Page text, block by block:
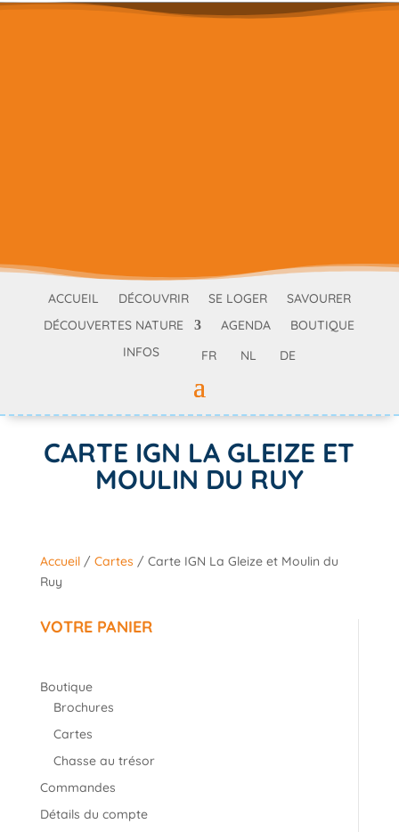
ACCUEIL DÉCOUVRIR SE LOGER
SAVOURER
DÉCOUVERTES NATURE
AGENDA
BOUTIQUE
INFOS
FR NL DE
CARTE IGN LA GLEIZE ET
MOULIN DU RUY
Accueil/ Cartes / Carte IGN La Gleize et Moulin du
Ruy
VOTRE PANIER
Boutique
Brochures
Cartes
Chasse au trésor
Commandes
Détails du compte